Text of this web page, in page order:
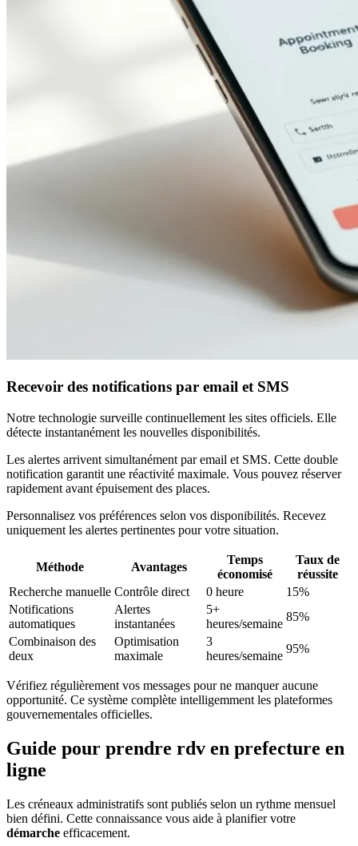
Recevoir des notifications par email et SMS
Notre technologie surveille continuellement les sites officiels. Elle
détecte instantanément les nouvelles disponibilités.
Les alertes arrivent simultanément par email et SMS. Cette double
notification garantit une réactivité maximale. Vous pouvez réserver
rapidement avant épuisement des places.
Personnalisez vos préférences selon vos disponibilités. Recevez
uniquement les alertes pertinentes pour votre situation.
Méthode Avantages
Temps
économisé
Taux de
réussite
Recherche manuelle Contrôle direct 0 heure
15%
Notifications
automatiques
Alertes
instantanées
5+
heures/semaine
85%
Combinaison des
deux
Optimisation
maximale
3
heures/semaine
95%
Vérifiez régulièrement vos messages pour ne manquer aucune
opportunité. Ce système complète intelligemment les plateformes
gouvernementales officielles.
Guide pour prendre rdv en prefecture en
ligne
Les créneaux administratifs sont publiés selon un rythme mensuel
bien défini. Cette connaissance vous aide à planifier votre
démarche efficacement.